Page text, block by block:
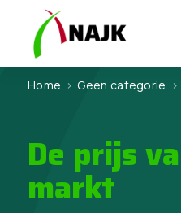
Home > Geen categorie >
De prijs
markt